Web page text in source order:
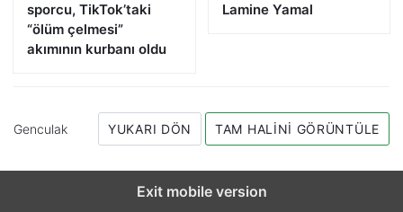
sporcu, TikTok’taki
“ölüm çelmesi”
akımının kurbanı oldu
Lamine Yamal
Genculak YUKARI DÖN TAM HALINI GÖRÜNTÜLE
Exit mobile version